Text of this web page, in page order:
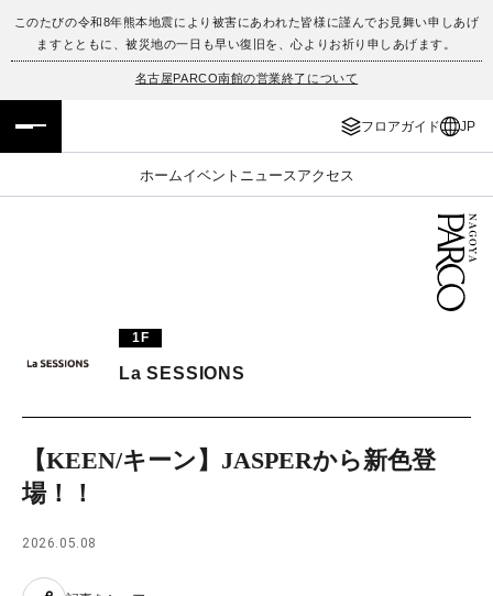
このたびの令和8年熊本地震により被害にあわれた皆様に謹んでお見舞い申しあげ
ますとともに、被災地の一日も早い復旧を、心よりお祈り申しあげます。
名古屋PARCO南館の営業終了について
フロアガイド JP
ホームイベント ニュース アクセス
フロアガイド
イベント・ポップアップ
TAX FREE
JP
ENGLISH
1F
La SESSIONS
【KEEN/キーン】JASPERから新色登
場！！
2026.05.08